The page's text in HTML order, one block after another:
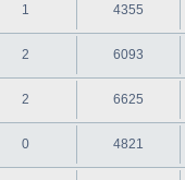
1 4355
2 6093
2 6625
0 4821